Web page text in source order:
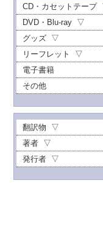
CD・カセットテープ
DVD・Blu-ray
グッズ
リーフレット
電子書籍
その他
翻訳物
著者
発行者